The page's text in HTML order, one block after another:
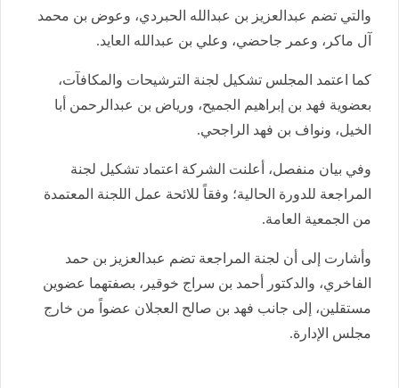
والتي تضم عبدالعزيز بن عبدالله الحبردي، وعوض بن محمد
آل ماكر، وعمر جاحضي، وعلي بن عبدالله العايد.
كما اعتمد المجلس تشكيل لجنة الترشيحات والمكافآت،
بعضوية فهد بن إبراهيم الجميح، ورياض بن عبدالرحمن أبا
الخيل، ونواف بن فهد الراجحي.
وفي بيان منفصل، أعلنت الشركة اعتماد تشكيل لجنة
المراجعة للدورة الحالية؛ وفقاً للائحة عمل اللجنة المعتمدة
من الجمعية العامة.
وأشارت إلى أن لجنة المراجعة تضم عبدالعزيز بن حمد
الفاخري، والدكتور أحمد بن سراج خوقير، بصفتهما عضوين
مستقلين، إلى جانب فهد بن صالح العجلان عضواً من خارج
مجلس الإدارة.